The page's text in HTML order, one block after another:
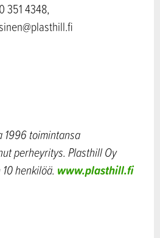
351 4348,
1996 toimintansa
perheyritys. Plasthill Oy
henkilöä. www.plasthill.fi